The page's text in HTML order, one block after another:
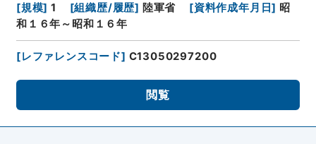
[規模] 1 [組織歴/履歴] 陸軍省 [資料作成年月日] 昭
和１６年～昭和１６年
[レファレンスコード] C13050297200
閲覧